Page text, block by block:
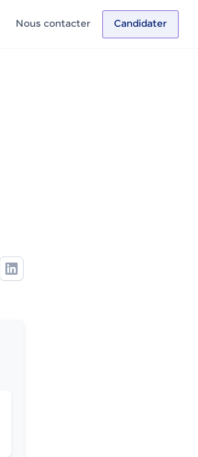
Nous contacter Candidater